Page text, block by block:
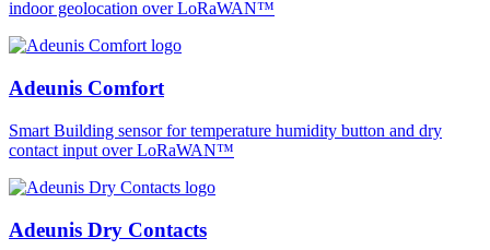
indoor geolocation over LoRaWAN™
Adeunis Comfort
Smart Building sensor for temperature humidity button and dry
contact input over LoRaWAN™
Adeunis Dry Contacts